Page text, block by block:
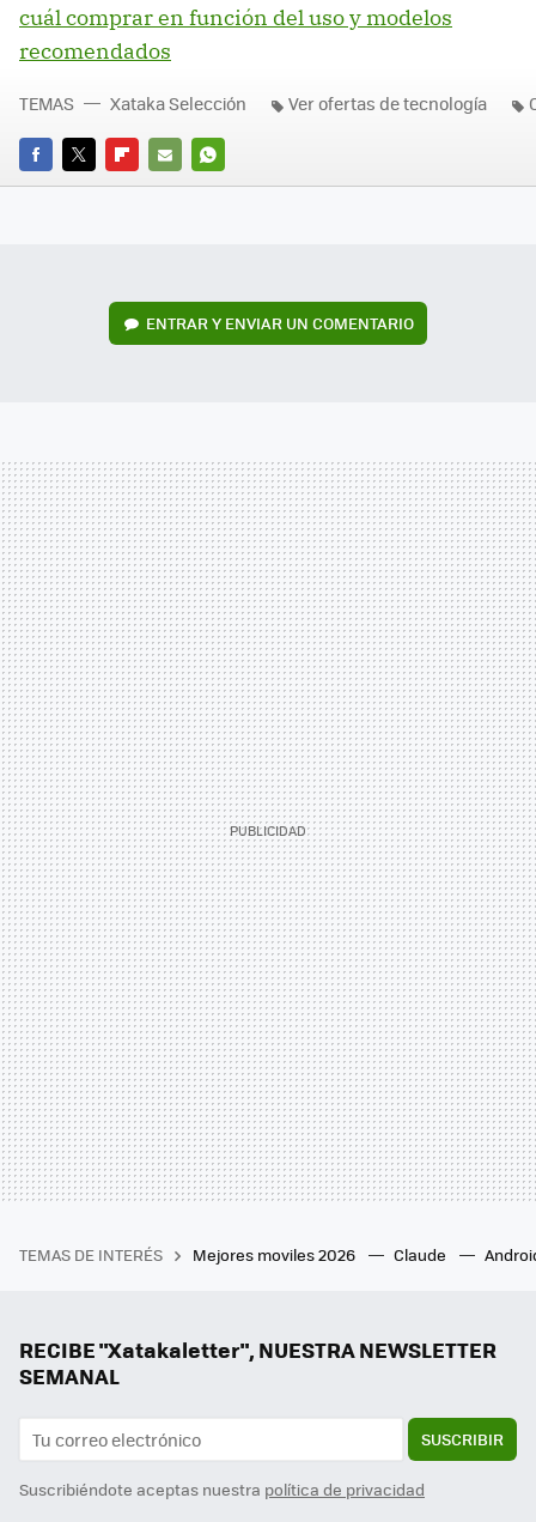
cuál comprar en función del uso y modelos
recomendados
FACEBOOK
TWITTERFLIPBOARD
E-
WHATSAPP
TEMAS Xataka Selección Ver ofertas de tecnología
ENTRAR Y ENVIAR UN COMENTARIO
TEMAS DE INTERÉS Mejores moviles 2026 Claude
RECIBE "Xatakaletter", NUESTRA NEWSLETTER
SEMANAL
SUSCRIBIR
Suscribiéndote aceptas nuestra política de privacidad